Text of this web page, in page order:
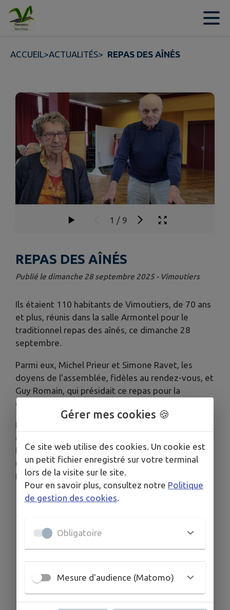
Contenu
ACCUEIL>ACTUALITÉS> REPAS DES AÎNÉS
1 / 9
REPAS DES AÎNÉS
Publié le dimanche 28 septembre 2025 - Vimoutiers
Ils étaient 110 habitants de Vimoutiers, de 70 ans
et plus, réunis dans la salle Armontel pour le
traditionnel repas des aînés, ce dimanche 28
septembre.
Parmi eux, Michel Prieur et Simone Ravet, les
doyens de l’assemblée, fidèles au rendez-vous, et
Guy Romain, qui présidait ce repas pour la
dernière fois.
Le service, des plats confectionnés par les
commerçants locaux, était assuré par les
bénévoles du CCAS et du Conseil Municipal, dans
une ambiance chaleureuse, tandis que Brigitte
Rogereau animait la fête au son de l’accordéon.
Gérer mes cookies 🍪
Ce site web utilise des cookies. Un cookie est
un petit fichier enregistré sur votre terminal
lors de la visite sur le site.
Pour en savoir plus, consultez notre Politique
de gestion des cookies
Obligatoire
Mesure d'audience (Matomo)